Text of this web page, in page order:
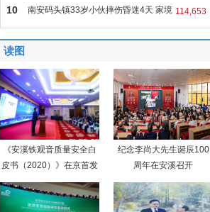
车 114,653
10 南安码头镇33岁小伙摔伤昏迷4天 家境
贫
读图
《安溪铁观音质量安全白
皮书（2020）》在京首发
纪念李尚大先生诞辰100
周年在安溪召开